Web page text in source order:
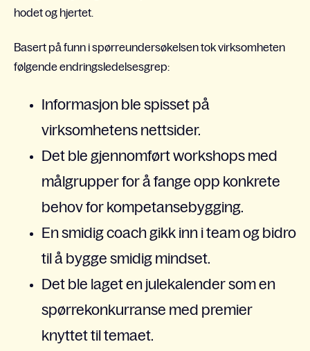
hodet og hjertet.
Basert på funn i spørreundersøkelsen tok virksomheten
følgende endringsledelsesgrep:
Informasjon ble spisset på
virksomhetens nettsider.
Det ble gjennomført workshops med
målgrupper for å fange opp konkrete
behov for kompetansebygging.
En smidig coach gikk inn i team og bidro
til å bygge smidig mindset.
Det ble laget en julekalender som en
spørrekonkurranse med premier
knyttet til temaet.